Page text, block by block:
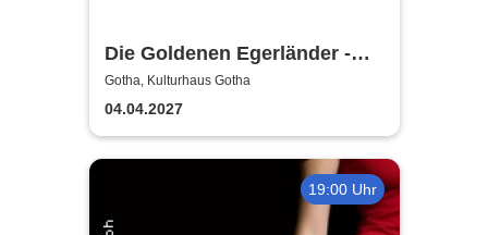
Die Goldenen Egerländer -
Melodien aus dem Egerland
Gotha, Kulturhaus Gotha
04.04.2027
19:00 Uhr